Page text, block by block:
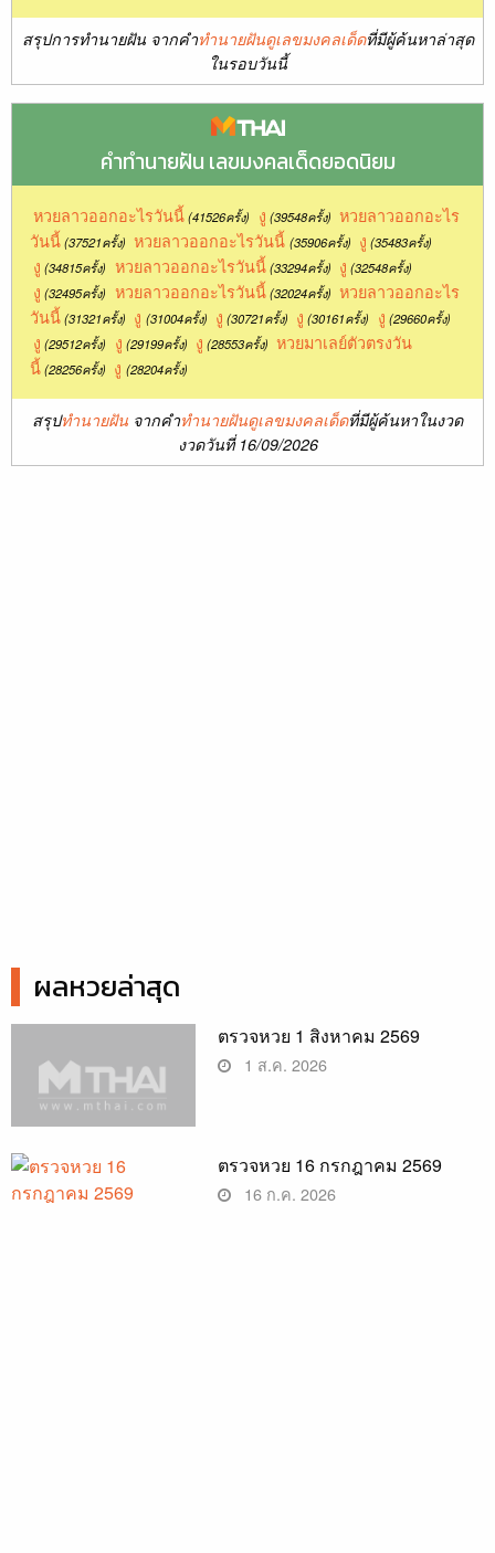
สรุปการทำนายฝัน จากคำทำนายฝันดูเลขมงคลเด็ดที่มีผู้ค้นหาล่าสุด
ในรอบวันนี้
คำทำนายฝัน เลขมงคลเด็ดยอดนิยม
หวยลาวออกอะไรวันนี้ (41526ครั้ง) งู (39548ครั้ง) หวยลาวออกอะไร
วันนี้(37521ครั้ง) หวยลาวออกอะไรวันนี้ (35906ครั้ง) งู (35483ครั้ง)
งู (34815ครั้ง) หวยลาวออกอะไรวันนี้ (33294ครั้ง) งู (32548ครั้ง)
งู (32495ครั้ง) หวยลาวออกอะไรวันนี้ (32024ครั้ง) หวยลาวออกอะไร
วันนี้(31321ครั้ง) งู (31004ครั้ง) งู (30721ครั้ง) งู (30161ครั้ง) งู (29660ครั้ง)
งู (29512ครั้ง) งู (29199ครั้ง) งู (28553ครั้ง) หวยมาเลย์ตัวตรงวัน
นี้(28256ครั้ง) งู (28204ครั้ง)
สรุปทำนายฝัน จากคำทำนายฝันดูเลขมงคลเด็ดที่มีผู้ค้นหาในงวด
งวดวันที่ 16/09/2026
ผลหวยล่าสุด
ตรวจหวย 1 สิงหาคม 2569
1 ส.ค. 2026
ตรวจหวย 16 กรกฎาคม 2569
16 ก.ค. 2026